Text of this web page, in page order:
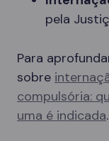
pela
Para
sobre
compulsória:
uma é indicada.